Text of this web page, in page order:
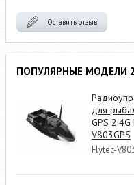
Оставить отзыв
ПОПУЛЯРНЫЕ МОДЕЛИ
для
GPS 2.4G
V803GPS
Flytec-